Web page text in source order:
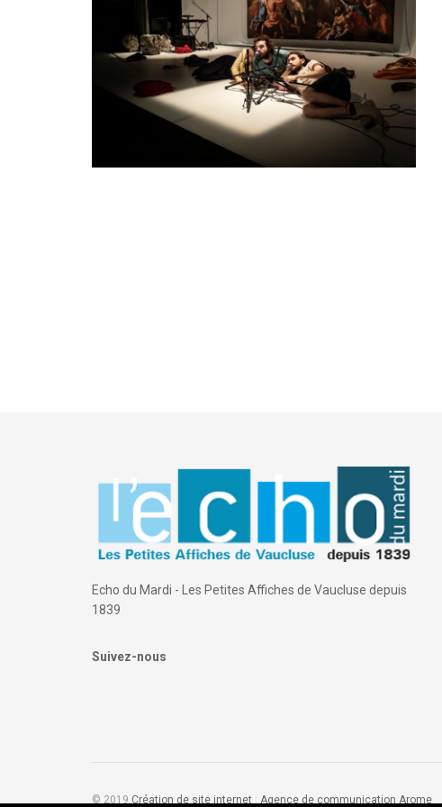
Echo du Mardi - Les Petites Affiches de Vaucluse depuis
1839
Suivez-nous
© 2019 Création de site internet : Agence de communication Arome